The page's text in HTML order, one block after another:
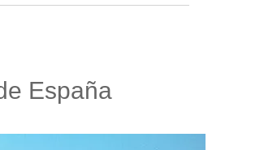
España